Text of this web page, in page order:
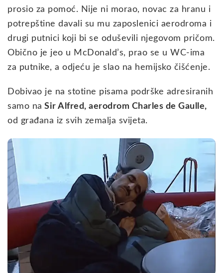
prosio za pomoć. Nije ni morao, novac za hranu i
potrepštine davali su mu zaposlenici aerodroma i
drugi putnici koji bi se oduševili njegovom pričom.
Obično je jeo u McDonald’s, prao se u WC-ima
za putnike, a odjeću je slao na hemijsko čišćenje.
Dobivao je na stotine pisama podrške adresiranih
samo na Sir Alfred, aerodrom Charles de Gaulle,
od građana iz svih zemalja svijeta.